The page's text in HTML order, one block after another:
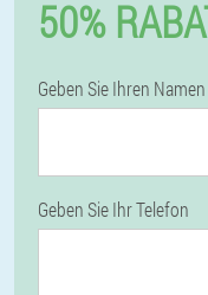
50%
Geben Sie Ihren Namen
Geben Sie Ihr Telefon